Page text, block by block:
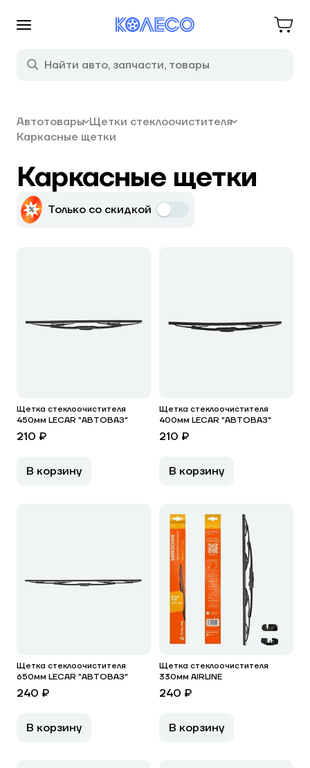
Автотовары Щетки стеклоочистителя
Каркасные щетки
Каркасные щетки
Только со скидкой
Щетка стеклоочистителя
450мм LECAR "АВТОВАЗ"
210 ₽
В корзину
Щетка стеклоочистителя
400мм LECAR "АВТОВАЗ"
210 ₽
В корзину
Щетка стеклоочистителя
650мм LECAR "АВТОВАЗ"
240 ₽
В корзину
Щетка стеклоочистителя
330мм AIRLINE
240 ₽
В корзину